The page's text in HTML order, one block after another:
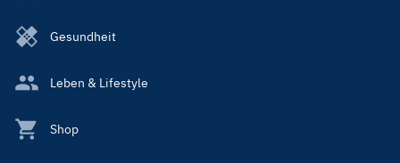
Gesundheit
Leben & Lifestyle
Shop